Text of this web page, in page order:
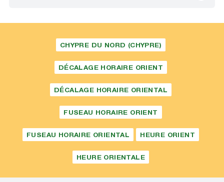
CHYPRE DU NORD (CHYPRE)
DÉCALAGE HORAIRE ORIENT
DÉCALAGE HORAIRE ORIENTAL
FUSEAU HORAIRE ORIENT
FUSEAU HORAIRE ORIENTAL HEURE ORIENT
HEURE ORIENTALE